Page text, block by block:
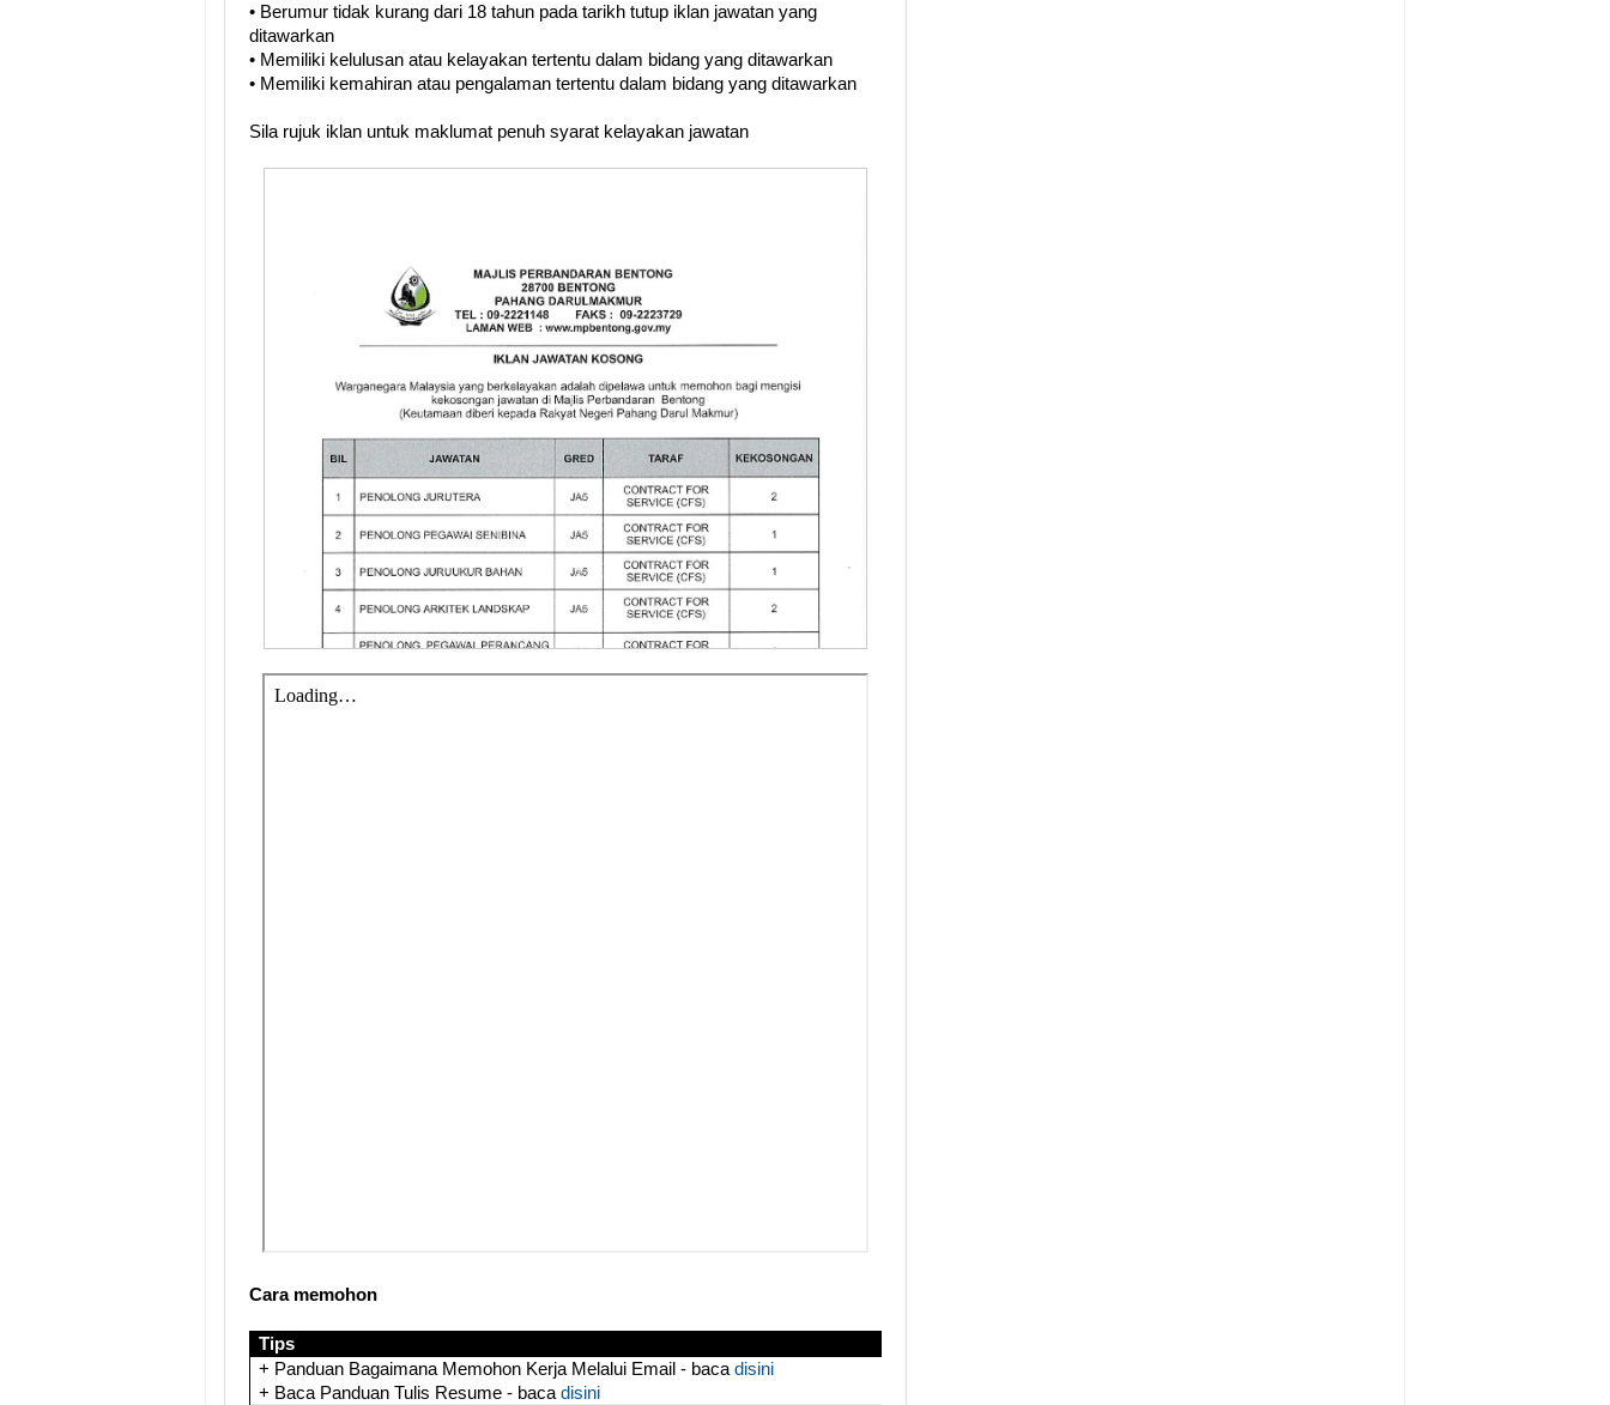
• Berumur tidak kurang dari 18 tahun pada tarikh tutup iklan jawatan yang
ditawarkan
• Memiliki kelulusan atau kelayakan tertentu dalam bidang yang ditawarkan
• Memiliki kemahiran atau pengalaman tertentu dalam bidang yang ditawarkan
Sila rujuk iklan untuk maklumat penuh syarat kelayakan jawatan
Cara memohon
Tips
+ Panduan Bagaimana Memohon Kerja Melalui Email - bacadisini
+ Baca Panduan Tulis Resume - bacadisini